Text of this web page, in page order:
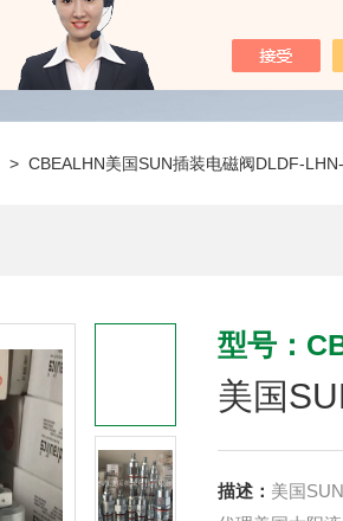
> CBEALHN美国SUN插装电磁阀DLDF-
型号：
美国
描述： 美国